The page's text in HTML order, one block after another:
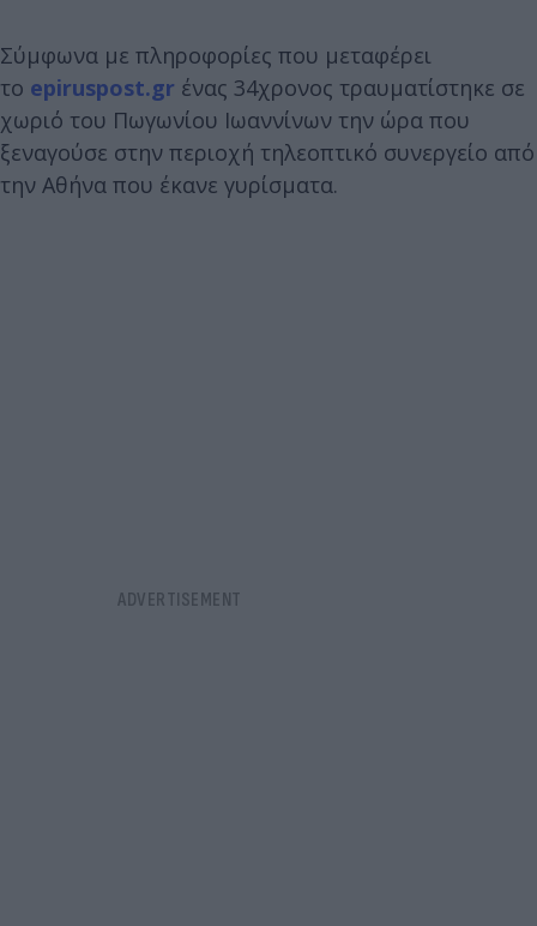
Σύμφωνα με πληροφορίες που μεταφέρει
το epiruspost.gr ένας 34χρονος τραυματίστηκε σε
χωριό του Πωγωνίου Ιωαννίνων την ώρα που
ξεναγούσε στην περιοχή τηλεοπτικό συνεργείο από
την Αθήνα που έκανε γυρίσματα.